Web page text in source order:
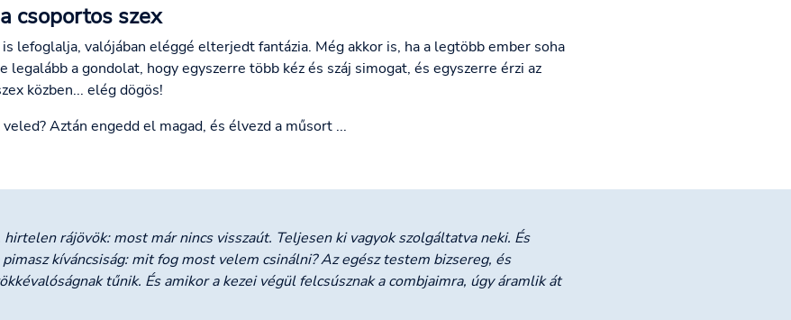
csoportos szex
lefoglalja, valójában eléggé elterjedt fantázia. Még akkor is, ha a legtöbb ember soha
legalább a gondolat, hogy egyszerre több kéz és száj simogat, és egyszerre érzi az
közben... elég dögös!
Aztán engedd el magad, és élvezd a műsort ...
rájövök: most már nincs visszaút. Teljesen ki vagyok szolgáltatva neki. És
kíváncsiság: mit fog most velem csinálni? Az egész testem bizsereg, és
tűnik. És amikor a kezei végül felcsúsznak a combjaimra, úgy áramlik át